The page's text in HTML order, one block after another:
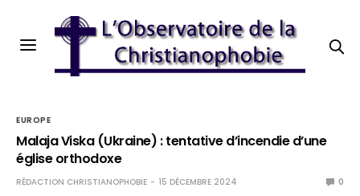
EUROPE
Malaja Viska (Ukraine) : tentative d’incendie d’une
église orthodoxe
RÉDACTION CHRISTIANOPHOBIE 15 DÉCEMBRE 2024 0